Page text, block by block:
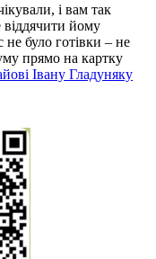
і вам так
віддячити йому
не було готівки – не
прямо на картку
Івану Гладуняку